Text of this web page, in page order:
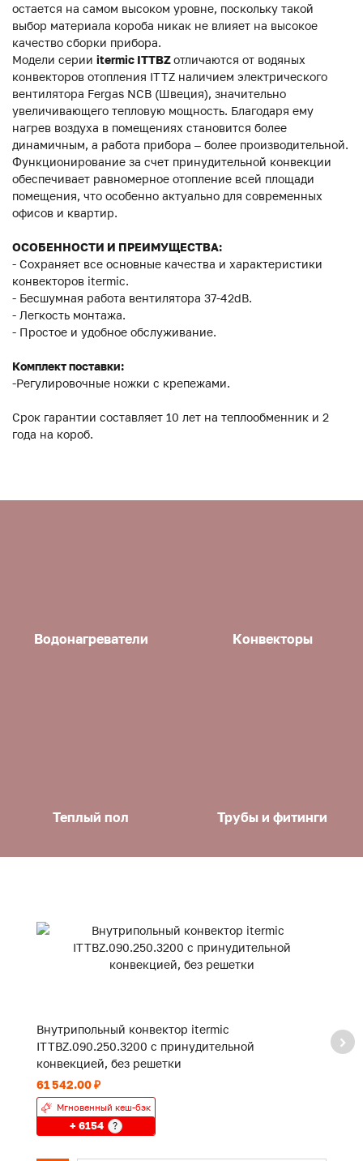
остается на самом высоком уровне, поскольку такой
выбор материала короба никак не влияет на высокое
качество сборки прибора.
Модели серии itermic ITTBZотличаются от водяных
конвекторов отопления ITTZ наличием электрического
вентилятора Fergas NCB (Швеция), значительно
увеличивающего тепловую мощность. Благодаря ему
нагрев воздуха в помещениях становится более
динамичным, а работа прибора – более производительной.
Функционирование за счет принудительной конвекции
обеспечивает равномерное отопление всей площади
помещения, что особенно актуально для современных
офисов и квартир.
ОСОБЕННОСТИ И ПРЕИМУЩЕСТВА:
- Сохраняет все основные качества и характеристики
конвекторов itermic.
- Бесшумная работа вентилятора 37-42dB.
- Легкость монтажа.
- Простое и удобное обслуживание.
Комплект поставки:
-Регулировочные ножки с крепежами.
Срок гарантии составляет 10 лет на теплообменник и 2
года на короб.
Водонагреватели Конвекторы
Теплый пол Трубы и фитинги
Внутрипольный конвектор itermic
ITTBZ.090.250.3200 с принудительной
конвекцией, без решетки
61 542.00 ₽
Мгновенный кеш-бэк
+ 6154 ?